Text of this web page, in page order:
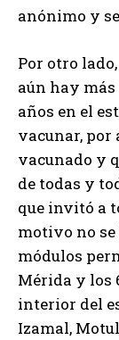
anónimo y
Por otro
aún hay más
años en el
vacunar, por
vacunado y
de todas y
que invitó a
motivo no se
módulos
Mérida y los
interior del
Izamal,